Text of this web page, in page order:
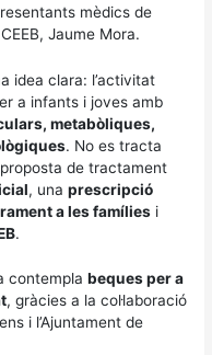
mèdics de
Jaume Mora.
idea clara: l’activitat
a infants i joves amb
metabòliques,
. No es tracta
proposta de tractament
, unaprescripció
a les famílies i
.
contemplabeques per a
, gràcies a la col·laboració
i l’Ajuntament de